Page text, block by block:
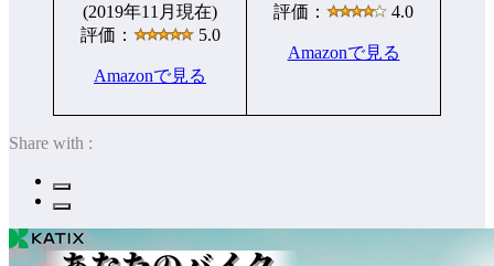
(2019年11月現在)
評価：
5.0
Amazonで見る
評価：
4.0
Amazonで見る
Share with :